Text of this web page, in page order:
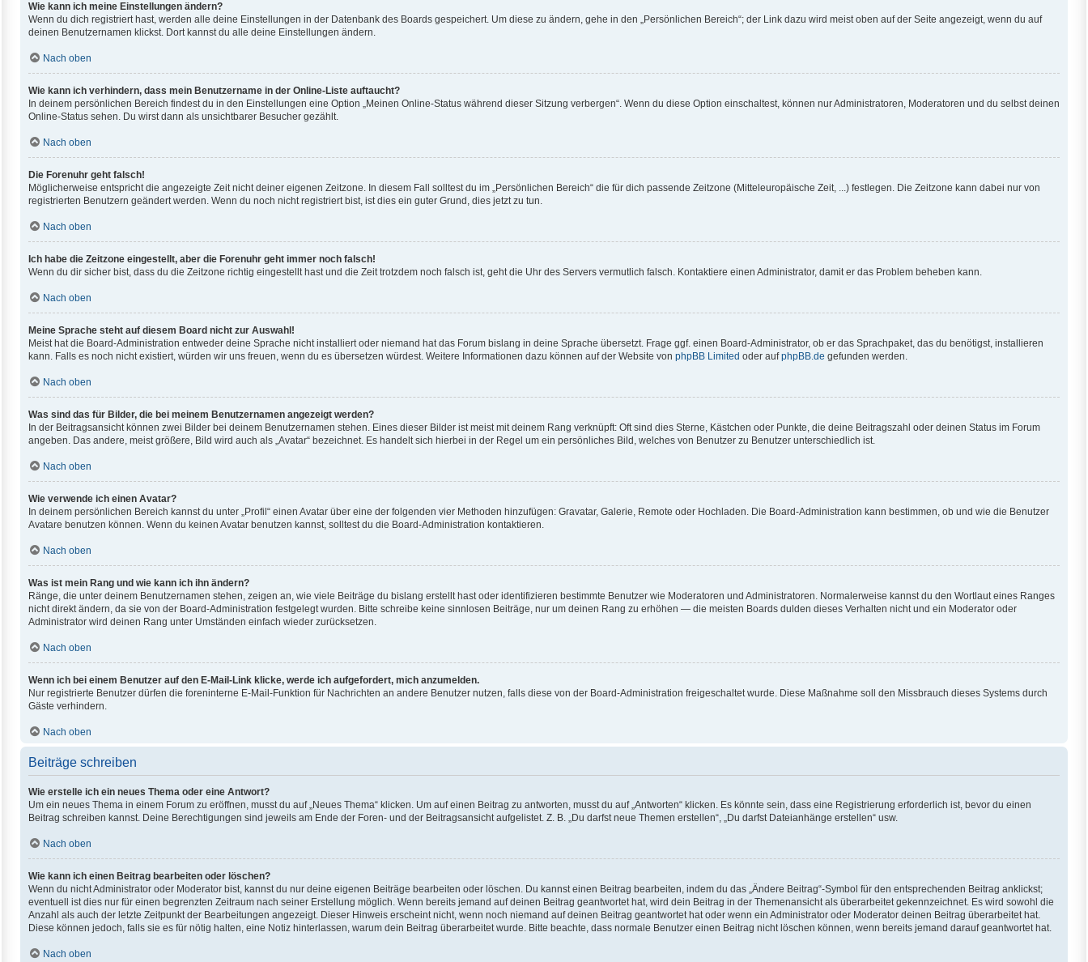
Wie kann ich meine Einstellungen ändern?
Wenn du dich registriert hast, werden alle deine Einstellungen in der Datenbank des Boards gespeichert. Um diese zu ändern, gehe in den „Persönlichen Bereich“; der Link dazu wird meist oben auf der Seite angezeigt, wenn du auf
deinen Benutzernamen klickst. Dort kannst du alle deine Einstellungen ändern.
Nach oben
Wie kann ich verhindern, dass mein Benutzername in der Online-Liste auftaucht?
In deinem persönlichen Bereich findest du in den Einstellungen eine Option „Meinen Online-Status während dieser Sitzung verbergen“. Wenn du diese Option einschaltest, können nur Administratoren, Moderatoren und du selbst deinen
Online-Status sehen. Du wirst dann als unsichtbarer Besucher gezählt.
Nach oben
Die Forenuhr geht falsch!
Möglicherweise entspricht die angezeigte Zeit nicht deiner eigenen Zeitzone. In diesem Fall solltest du im „Persönlichen Bereich“ die für dich passende Zeitzone (Mitteleuropäische Zeit, ...) festlegen. Die Zeitzone kann dabei nur von
registrierten Benutzern geändert werden. Wenn du noch nicht registriert bist, ist dies ein guter Grund, dies jetzt zu tun.
Nach oben
Ich habe die Zeitzone eingestellt, aber die Forenuhr geht immer noch falsch!
Wenn du dir sicher bist, dass du die Zeitzone richtig eingestellt hast und die Zeit trotzdem noch falsch ist, geht die Uhr des Servers vermutlich falsch. Kontaktiere einen Administrator, damit er das Problem beheben kann.
Nach oben
Meine Sprache steht auf diesem Board nicht zur Auswahl!
Meist hat die Board-Administration entweder deine Sprache nicht installiert oder niemand hat das Forum bislang in deine Sprache übersetzt. Frage ggf. einen Board-Administrator, ob er das Sprachpaket, das du benötigst, installieren
kann. Falls es noch nicht existiert, würden wir uns freuen, wenn du es übersetzen würdest. Weitere Informationen dazu können auf der Website von phpBB Limited oder aufphpBB.de gefunden werden.
Nach oben
Was sind das für Bilder, die bei meinem Benutzernamen angezeigt werden?
In der Beitragsansicht können zwei Bilder bei deinem Benutzernamen stehen. Eines dieser Bilder ist meist mit deinem Rang verknüpft: Oft sind dies Sterne, Kästchen oder Punkte, die deine Beitragszahl oder deinen Status im Forum
angeben. Das andere, meist größere, Bild wird auch als „Avatar“ bezeichnet. Es handelt sich hierbei in der Regel um ein persönliches Bild, welches von Benutzer zu Benutzer unterschiedlich ist.
Nach oben
Wie verwende ich einen Avatar?
In deinem persönlichen Bereich kannst du unter „Profil“ einen Avatar über eine der folgenden vier Methoden hinzufügen: Gravatar, Galerie, Remote oder Hochladen. Die Board-Administration kann bestimmen, ob und wie die Benutzer
Avatare benutzen können. Wenn du keinen Avatar benutzen kannst, solltest du die Board-Administration kontaktieren.
Nach oben
Was ist mein Rang und wie kann ich ihn ändern?
Ränge, die unter deinem Benutzernamen stehen, zeigen an, wie viele Beiträge du bislang erstellt hast oder identifizieren bestimmte Benutzer wie Moderatoren und Administratoren. Normalerweise kannst du den Wortlaut eines Ranges
nicht direkt ändern, da sie von der Board-Administration festgelegt wurden. Bitte schreibe keine sinnlosen Beiträge, nur um deinen Rang zu erhöhen — die meisten Boards dulden dieses Verhalten nicht und ein Moderator oder
Administrator wird deinen Rang unter Umständen einfach wieder zurücksetzen.
Nach oben
Wenn ich bei einem Benutzer auf den E-Mail-Link klicke, werde ich aufgefordert, mich anzumelden.
Nur registrierte Benutzer dürfen die foreninterne E-Mail-Funktion für Nachrichten an andere Benutzer nutzen, falls diese von der Board-Administration freigeschaltet wurde. Diese Maßnahme soll den Missbrauch dieses Systems durch
Gäste verhindern.
Nach oben
Beiträge schreiben
Wie erstelle ich ein neues Thema oder eine Antwort?
Um ein neues Thema in einem Forum zu eröffnen, musst du auf „Neues Thema“ klicken. Um auf einen Beitrag zu antworten, musst du auf „Antworten“ klicken. Es könnte sein, dass eine Registrierung erforderlich ist, bevor du einen
Beitrag schreiben kannst. Deine Berechtigungen sind jeweils am Ende der Foren- und der Beitragsansicht aufgelistet. Z. B. „Du darfst neue Themen erstellen“, „Du darfst Dateianhänge erstellen“ usw.
Nach oben
Wie kann ich einen Beitrag bearbeiten oder löschen?
Wenn du nicht Administrator oder Moderator bist, kannst du nur deine eigenen Beiträge bearbeiten oder löschen. Du kannst einen Beitrag bearbeiten, indem du das „Ändere Beitrag“-Symbol für den entsprechenden Beitrag anklickst;
eventuell ist dies nur für einen begrenzten Zeitraum nach seiner Erstellung möglich. Wenn bereits jemand auf deinen Beitrag geantwortet hat, wird dein Beitrag in der Themenansicht als überarbeitet gekennzeichnet. Es wird sowohl die
Anzahl als auch der letzte Zeitpunkt der Bearbeitungen angezeigt. Dieser Hinweis erscheint nicht, wenn noch niemand auf deinen Beitrag geantwortet hat oder wenn ein Administrator oder Moderator deinen Beitrag überarbeitet hat.
Diese können jedoch, falls sie es für nötig halten, eine Notiz hinterlassen, warum dein Beitrag überarbeitet wurde. Bitte beachte, dass normale Benutzer einen Beitrag nicht löschen können, wenn bereits jemand darauf geantwortet hat.
Nach oben